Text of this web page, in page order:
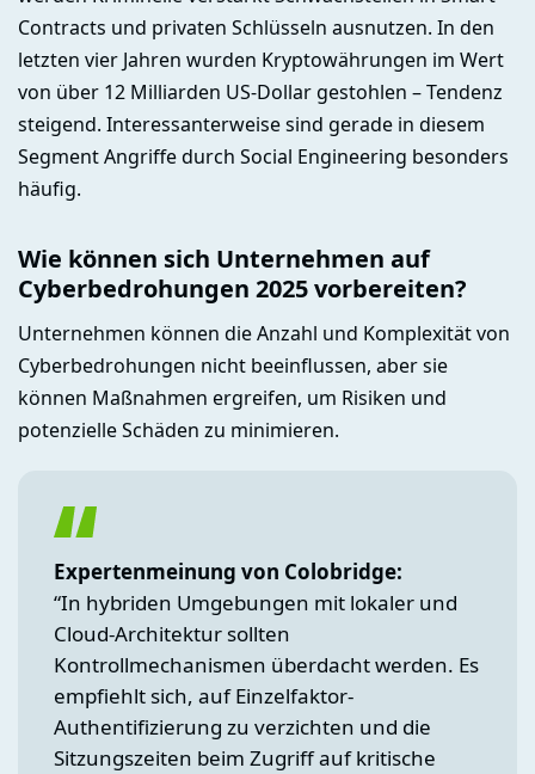
Contracts und privaten Schlüsseln ausnutzen. In den
letzten vier Jahren wurden Kryptowährungen im Wert
von über 12 Milliarden US-Dollar gestohlen – Tendenz
steigend. Interessanterweise sind gerade in diesem
Segment Angriffe durch Social Engineering besonders
häufig.
Wie können sich Unternehmen auf
Cyberbedrohungen 2025 vorbereiten?
Unternehmen können die Anzahl und Komplexität von
Cyberbedrohungen nicht beeinflussen, aber sie
können Maßnahmen ergreifen, um Risiken und
potenzielle Schäden zu minimieren.
Expertenmeinung von Colobridge:
“In hybriden Umgebungen mit lokaler und
Cloud-Architektur sollten
Kontrollmechanismen überdacht werden. Es
empfiehlt sich, auf Einzelfaktor-
Authentifizierung zu verzichten und die
Sitzungszeiten beim Zugriff auf kritische